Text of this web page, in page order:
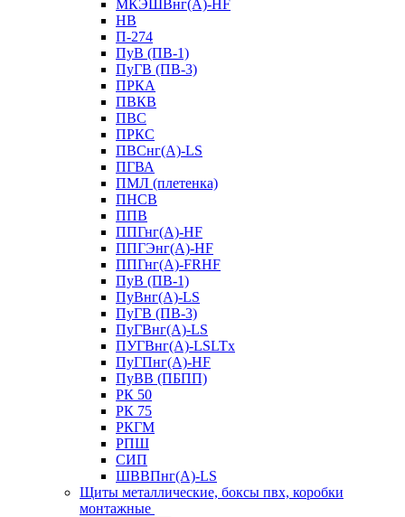
МКЭШВнг(А)-HF
НВ
П-274
ПуВ (ПВ-1)
ПуГВ (ПВ-3)
ПРКА
ПВКВ
ПВС
ПРКС
ПВСнг(А)-LS
ПГВА
ПМЛ (плетенка)
ПНСВ
ППВ
ППГнг(А)-HF
ППГЭнг(А)-HF
ППГнг(А)-FRHF
ПуВ (ПВ-1)
ПуВнг(А)-LS
ПуГВ (ПВ-3)
ПуГВнг(А)-LS
ПУГВнг(А)-LSLTx
ПуГПнг(А)-HF
ПуВВ (ПБПП)
РК 50
РК 75
РКГМ
РПШ
СИП
ШВВПнг(А)-LS
Щиты металлические, боксы пвх, коробки
монтажные